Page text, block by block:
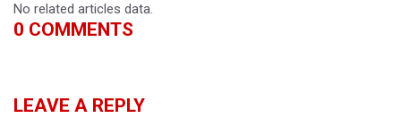
No related articles data.
0 COMMENTS
LEAVE A REPLY